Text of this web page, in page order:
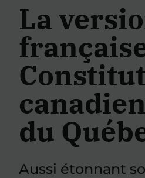
La
du
Aussi étonnant